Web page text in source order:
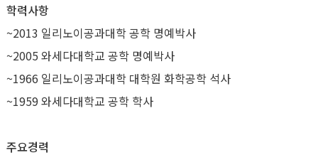
학력사항
~2013 일리노이공과대학 공학 명예박사
~2005 와세다대학교 공학 명예박사
~1966 일리노이공과대학 대학원 화학공학 석사
~1959 와세다대학교 공학 학사
주요경력